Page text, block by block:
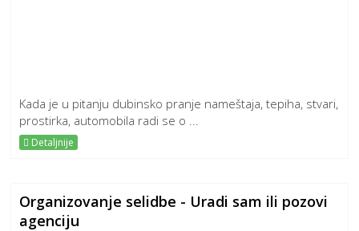
Kada je u pitanju dubinsko pranje nameštaja, tepiha, stvari,
prostirka, automobila radi se o ...
Detaljnije
Organizovanje selidbe - Uradi sam ili pozovi
agenciju